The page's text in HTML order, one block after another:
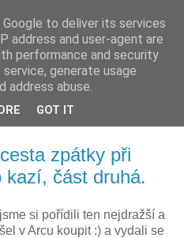
zpátky při
kazí, část druhá.
si pořídili ten nejdražší a
v Arcu koupit :) a vydali se
to deliver its services
address and user-agent are
performance and security
generate usage
abuse.
GOT IT